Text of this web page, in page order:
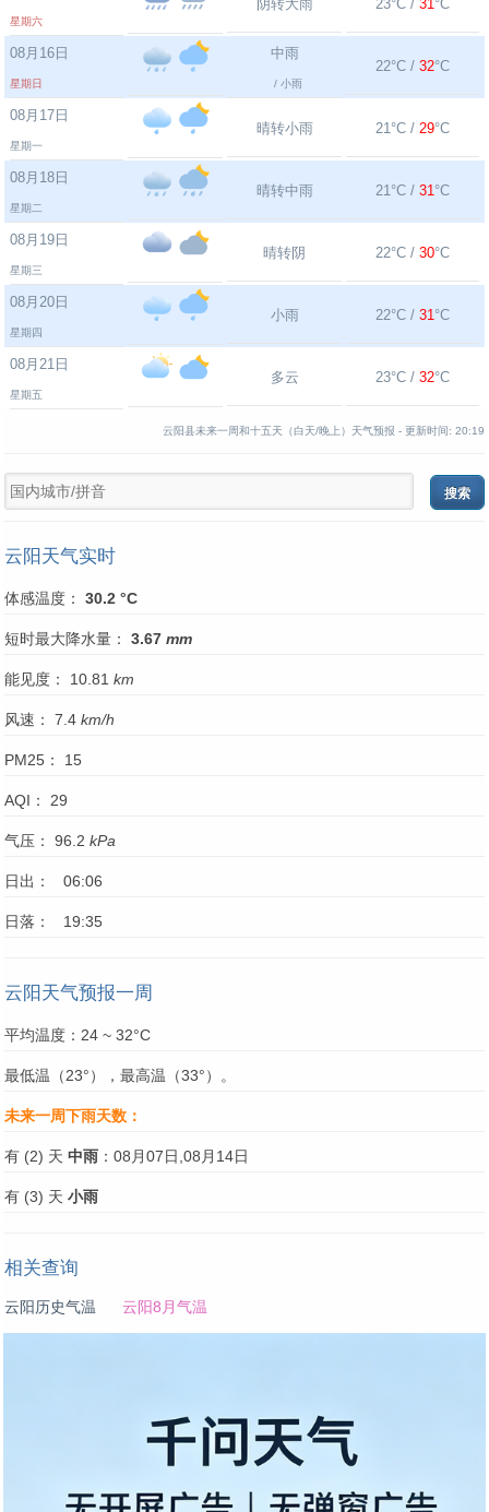
星期六
阴转大雨 23°C / 31°C
08月16日
星期日
中雨
/ 小雨
22°C / 32°C
08月17日
星期一
晴转小雨 21°C / 29°C
08月18日
星期二
晴转中雨 21°C / 31°C
08月19日
星期三
晴转阴 22°C / 30°C
08月20日
星期四
小雨 22°C / 31°C
08月21日
星期五
多云 23°C / 32°C
云阳县未来一周和十五天（白天/晚上）天气预报 - 更新时间: 20:19
云阳天气实时
体感温度： 30.2 °C
短时最大降水量： 3.67 mm
能见度： 10.81 km
风速： 7.4 km/h
PM25： 15
AQI： 29
气压： 96.2 kPa
日出： 06:06
日落： 19:35
云阳天气预报一周
平均温度：24 ~ 32°C
最低温（23°），最高温（33°）。
未来一周下雨天数：
有 (2) 天 中雨 ：08月07日,08月14日
有 (3) 天 小雨
相关查询
云阳历史气温 云阳8月气温